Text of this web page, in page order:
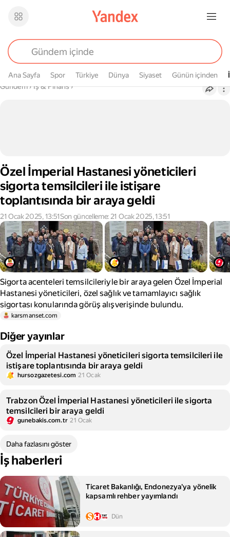
Ana Sayfa Spor Türkiye Dünya Siyaset Günün içinden
Buradasın
Gündem› İş & Finans›
Özel İmperial Hastanesi yöneticileri
sigorta temsilcileri ile istişare
toplantısında bir araya geldi
21 Ocak 2025, 13:51Son güncelleme: 21 Ocak 2025, 13:51
Sigorta acenteleri temsilcileriyle bir araya gelen Özel İmperial
Hastanesi yöneticileri, özel sağlık ve tamamlayıcı sağlık
sigortası konularında görüş alışverişinde bulundu.
karsmanset.com
Diğer yayınlar
Özel İmperial Hastanesi yöneticileri sigorta temsilcileri ile
istişare toplantısında bir araya geldi
hursozgazetesi.com 21 Ocak
Trabzon Özel İmperial Hastanesi yöneticileri ile sigorta
temsilcileri bir araya geldi
gunebakis.com.tr 21 Ocak
Daha fazlasını göster
İş haberleri
Ticaret Bakanlığı, Endonezya'ya yönelik
kapsamlı rehber yayımlandı
Dün